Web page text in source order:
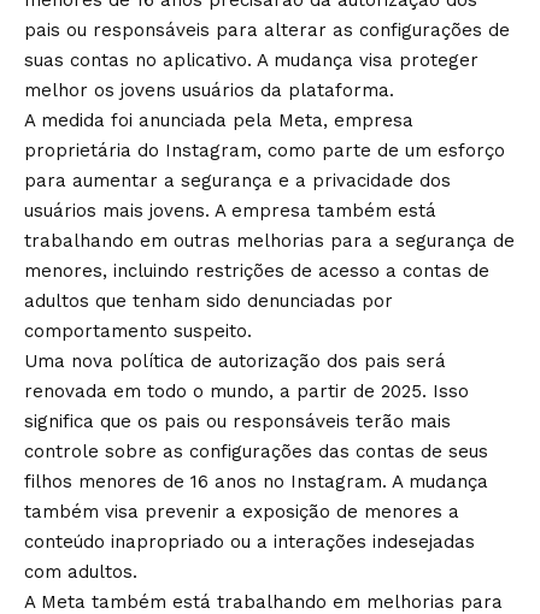
pais ou responsáveis ​​para alterar as configurações de
suas contas no aplicativo. A mudança visa proteger
melhor os jovens usuários da plataforma.
A medida foi anunciada pela Meta, empresa
proprietária do Instagram, como parte de um esforço
para aumentar a segurança e a privacidade dos
usuários mais jovens. A empresa também está
trabalhando em outras melhorias para a segurança de
menores, incluindo restrições de acesso a contas de
adultos que tenham sido denunciadas por
comportamento suspeito.
Uma nova política de autorização dos pais será
renovada em todo o mundo, a partir de 2025. Isso
significa que os pais ou responsáveis ​​terão mais
controle sobre as configurações das contas de seus
filhos menores de 16 anos no Instagram. A mudança
também visa prevenir a exposição de menores a
conteúdo inapropriado ou a interações indesejadas
com adultos.
A Meta também está trabalhando em melhorias para